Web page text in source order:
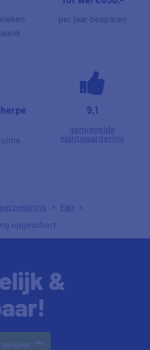
per jaar besparen
9,1
gemiddelde
klantwaardering
» Faq »
opgeschort
&